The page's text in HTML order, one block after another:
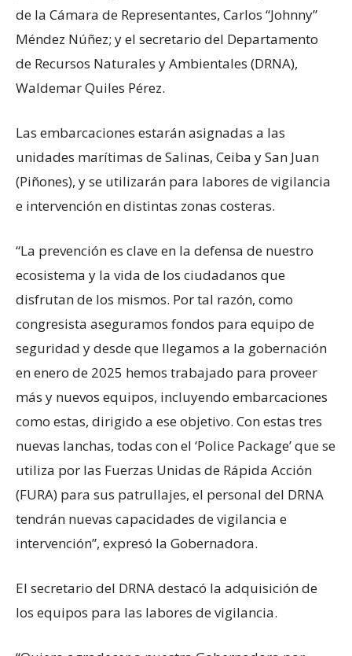
de la Cámara de Representantes, Carlos “Johnny”
Méndez Núñez; y el secretario del Departamento
de Recursos Naturales y Ambientales (DRNA),
Waldemar Quiles Pérez.
Las embarcaciones estarán asignadas a las
unidades marítimas de Salinas, Ceiba y San Juan
(Piñones), y se utilizarán para labores de vigilancia
e intervención en distintas zonas costeras.
“La prevención es clave en la defensa de nuestro
ecosistema y la vida de los ciudadanos que
disfrutan de los mismos. Por tal razón, como
congresista aseguramos fondos para equipo de
seguridad y desde que llegamos a la gobernación
en enero de 2025 hemos trabajado para proveer
más y nuevos equipos, incluyendo embarcaciones
como estas, dirigido a ese objetivo. Con estas tres
nuevas lanchas, todas con el ‘Police Package’ que se
utiliza por las Fuerzas Unidas de Rápida Acción
(FURA) para sus patrullajes, el personal del DRNA
tendrán nuevas capacidades de vigilancia e
intervención”, expresó la Gobernadora.
El secretario del DRNA destacó la adquisición de
los equipos para las labores de vigilancia.